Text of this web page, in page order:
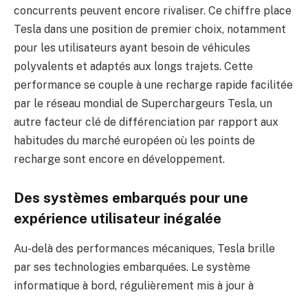
concurrents peuvent encore rivaliser. Ce chiffre place
Tesla dans une position de premier choix, notamment
pour les utilisateurs ayant besoin de véhicules
polyvalents et adaptés aux longs trajets. Cette
performance se couple à une recharge rapide facilitée
par le réseau mondial de Superchargeurs Tesla, un
autre facteur clé de différenciation par rapport aux
habitudes du marché européen où les points de
recharge sont encore en développement.
Des systèmes embarqués pour une
expérience utilisateur inégalée
Au-delà des performances mécaniques, Tesla brille
par ses technologies embarquées. Le système
informatique à bord, régulièrement mis à jour à